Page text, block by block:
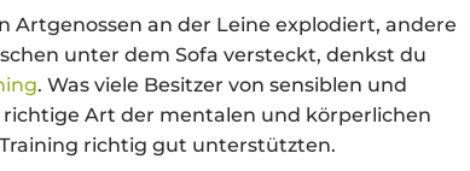
an der Leine explodiert, andere
unter dem Sofa versteckt, denkst du
. Was viele Besitzer von sensiblen und
Art der mentalen und körperlichen
richtig gut unterstützten.